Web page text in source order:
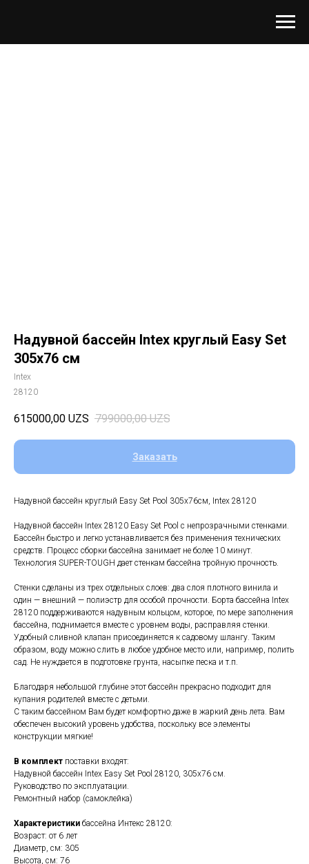
Надувной бассейн Intex круглый Easy Set
305х76 см
Intex
28120
615000,00 UZS 799000,00 UZS
Заказать
Надувной бассейн круглый Easy Set Pool 305х76см, Intex 28120
Надувной бассейн Intex 28120 Easy Set Pool с непрозрачными стенками.
Бассейн быстро и легко устанавливается без применения технических
средств. Процесс сборки бассейна занимает не более 10 минут.
Технология SUPER-TOUGH дает стенкам бассейна тройную прочность.
Стенки сделаны из трех отдельных слоев: два слоя плотного винила и
один — внешний — полиэстр для особой прочности. Борта бассейна Intex
28120 поддерживаются надувным кольцом, которое, по мере заполнения
бассейна, поднимается вместе с уровнем воды, расправляя стенки.
Удобный сливной клапан присоединяется к садовому шлангу. Таким
образом, воду можно слить в любое удобное место или, например, полить
сад. Не нуждается в подготовке грунта, насыпке песка и т.п.
Благодаря небольшой глубине этот бассейн прекрасно подходит для
купания родителей вместе с детьми.
С таким бассейном Вам будет комфортно даже в жаркий день лета. Вам
обеспечен высокий уровень удобства, поскольку все элементы
конструкции мягкие!
В комплект поставки входят:
Надувной бассейн Intex Easy Set Pool 28120, 305х76 см.
Руководство по эксплуатации.
Ремонтный набор (самоклейка)
Характеристики бассейна Интекс 28120:
Возраст: от 6 лет
Диаметр, см: 305
Высота, см: 76